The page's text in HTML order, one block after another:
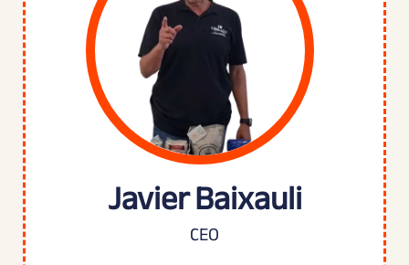
Javier Baixauli
CEO